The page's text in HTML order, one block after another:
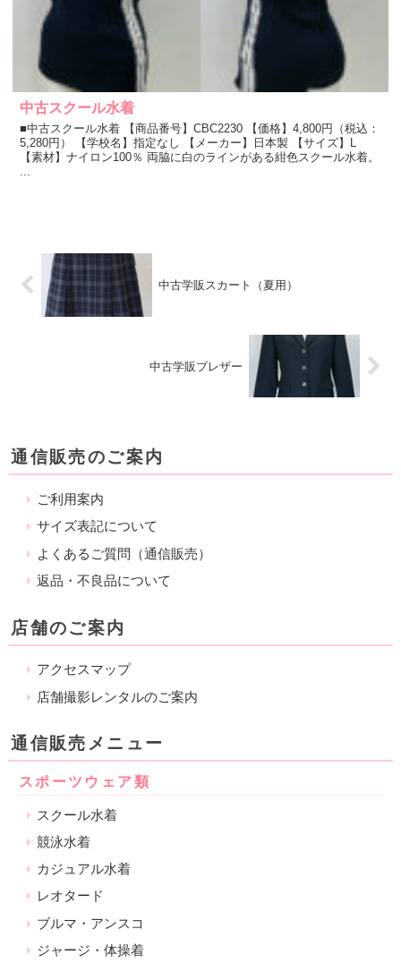
中古スクール水着
■中古スクール水着 【商品番号】CBC2230 【価格】4,800円（税込：
5,280円） 【学校名】指定なし 【メーカー】日本製 【サイズ】L
【素材】ナイロン100％ 両脇に白のラインがある紺色スクール水着。
...
中古学販スカート（夏用）
中古学販ブレザー
通信販売のご案内
ご利用案内
サイズ表記について
よくあるご質問（通信販売）
返品・不良品について
店舗のご案内
アクセスマップ
店舗撮影レンタルのご案内
通信販売メニュー
スポーツウェア類
スクール水着
競泳水着
カジュアル水着
レオタード
ブルマ・アンスコ
ジャージ・体操着